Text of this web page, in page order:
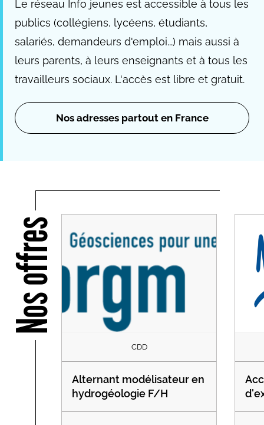
Le réseau Info jeunes est accessible à tous les
publics (collégiens, lycéens, étudiants,
salariés, demandeurs d'emploi...) mais aussi à
leurs parents, à leurs enseignants et à tous les
travailleurs sociaux. L'accès est libre et gratuit.
Nos adresses partout en France
Nos offres
CDD
Alternant modélisateur en
hydrogéologie F/H